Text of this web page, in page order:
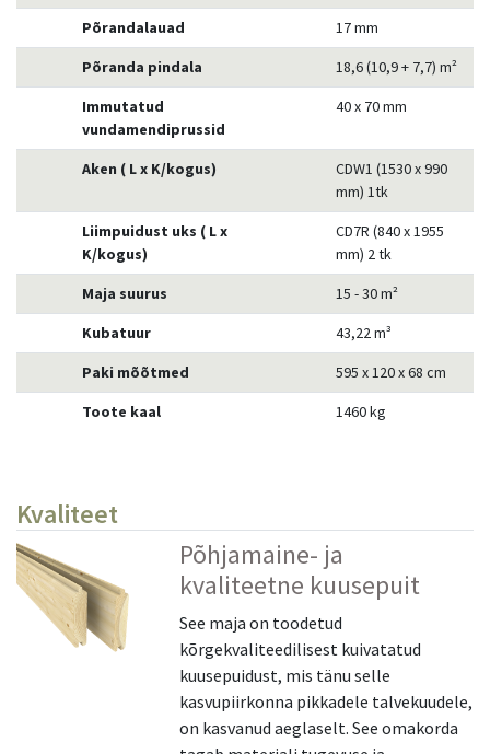
Kvaliteet
Põhjamaine- ja
kvaliteetne kuusepuit
See maja on toodetud
kõrgekvaliteedilisest kuivatatud
kuusepuidust, mis tänu selle
kasvupiirkonna pikkadele talvekuudele,
on kasvanud aeglaselt. See omakorda
Põrandalauad
17 mm
Põranda pindala
18,6 (10,9 + 7,7) m²
Immutatud
vundamendiprussid
40 x 70 mm
Aken ( L x K/kogus)
CDW1 (1530 x 990
mm) 1tk
Liimpuidust uks ( L x
K/kogus)
CD7R (840 x 1955
mm) 2 tk
Maja suurus
15 - 30 m²
Kubatuur
43,22 m³
Paki mõõtmed
595 x 120 x 68 cm
Toote kaal
1460 kg